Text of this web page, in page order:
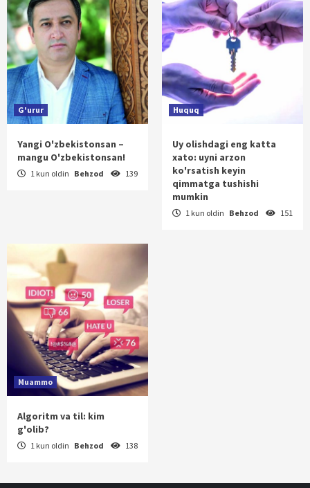
G'urur
Yangi O'zbekistonsan –
mangu O'zbekistonsan!
1 kun oldin Behzod 139
Huquq
Uy olishdagi eng katta
xato: uyni arzon
ko'rsatish keyin
qimmatga tushishi
mumkin
1 kun oldin Behzod 151
Muammo
Algoritm va til: kim
g'olib?
1 kun oldin Behzod 138